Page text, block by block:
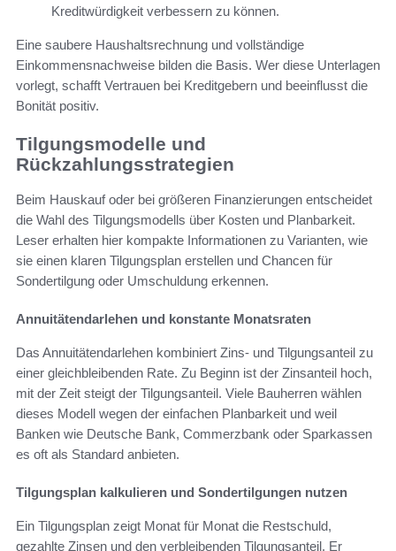
Kreditwürdigkeit verbessern zu können.
Eine saubere Haushaltsrechnung und vollständige
Einkommensnachweise bilden die Basis. Wer diese Unterlagen
vorlegt, schafft Vertrauen bei Kreditgebern und beeinflusst die
Bonität positiv.
Tilgungsmodelle und
Rückzahlungsstrategien
Beim Hauskauf oder bei größeren Finanzierungen entscheidet
die Wahl des Tilgungsmodells über Kosten und Planbarkeit.
Leser erhalten hier kompakte Informationen zu Varianten, wie
sie einen klaren Tilgungsplan erstellen und Chancen für
Sondertilgung oder Umschuldung erkennen.
Annuitätendarlehen und konstante Monatsraten
Das Annuitätendarlehen kombiniert Zins- und Tilgungsanteil zu
einer gleichbleibenden Rate. Zu Beginn ist der Zinsanteil hoch,
mit der Zeit steigt der Tilgungsanteil. Viele Bauherren wählen
dieses Modell wegen der einfachen Planbarkeit und weil
Banken wie Deutsche Bank, Commerzbank oder Sparkassen
es oft als Standard anbieten.
Tilgungsplan kalkulieren und Sondertilgungen nutzen
Ein Tilgungsplan zeigt Monat für Monat die Restschuld,
gezahlte Zinsen und den verbleibenden Tilgungsanteil. Er